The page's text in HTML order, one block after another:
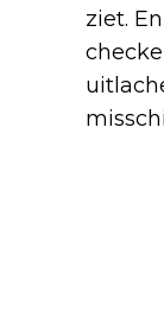
ziet.